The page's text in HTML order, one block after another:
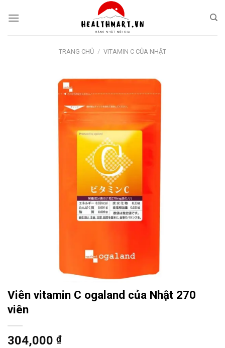
TRANG CHỦ / VITAMIN C CỦA NHẬT
Viên vitamin C ogaland của Nhật 270
viên
304,000 ₫